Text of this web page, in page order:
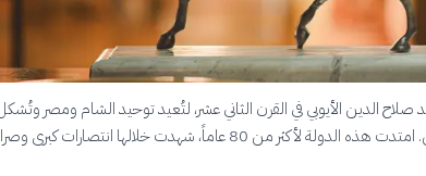
صلاح الدين الأيوبي في القرن الثاني عشر، لتُعيد توحيد الشام ومصر
مؤثرة في مواجهة الصليبيين. امتدت هذه الدولة لأكثر من 80 عاماً، شهدت خلالها انتصارات